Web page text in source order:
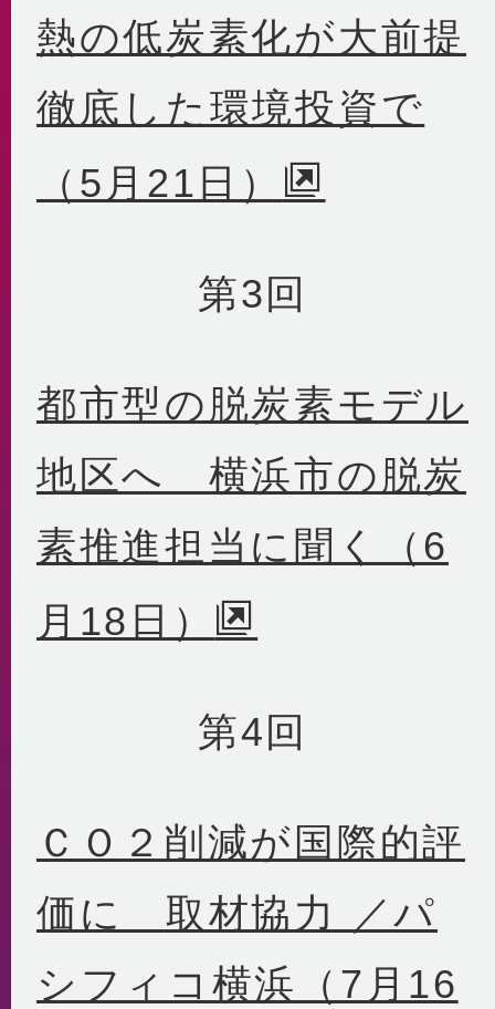
熱の低炭素化が大前提
徹底した環境投資で
（5月21日）
第3回
都市型の脱炭素モデル
地区へ 横浜市の脱炭
素推進担当に聞く（6
月18日）
第4回
ＣＯ２削減が国際的評
価に 取材協力 ／パ
シフィコ横浜（7月16